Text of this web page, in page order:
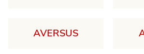
AVERSUS